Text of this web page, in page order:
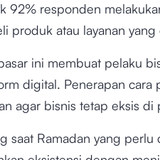
92% responden
produk atau layanan
ini membuat pelaku
digital. Penerapan cara
agar bisnis tetap eksis di
saat Ramadan yang perlu